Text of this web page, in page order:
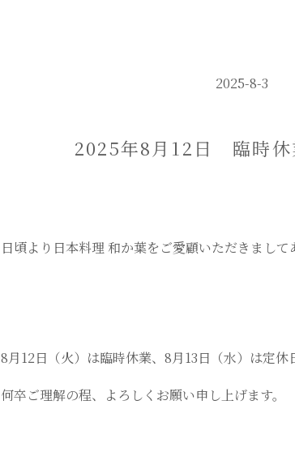
2025-8-3
2025年8月12日 臨時休
日頃より日本料理 和か葉をご愛顧いただきまして
8月12日（火）は臨時休業、8月13日（水）は定休
何卒ご理解の程、よろしくお願い申し上げます。